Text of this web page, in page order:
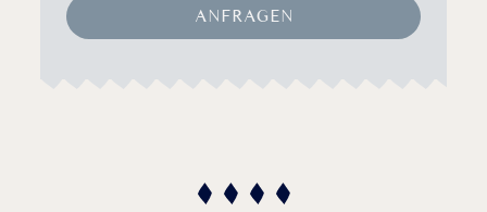
ANFRAGEN